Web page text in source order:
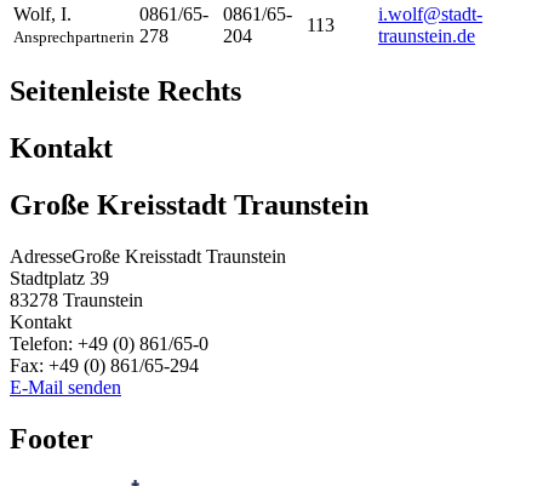
Wolf, I.
Ansprechpartnerin
0861/65-
278
0861/65-
204
113
i.wolf@stadt-
traunstein.de
Seitenleiste Rechts
Kontakt
Große Kreisstadt Traunstein
AdresseGroße Kreisstadt Traunstein
Stadtplatz 39
83278 Traunstein
Kontakt
Telefon: +49 (0) 861/65-0
Fax: +49 (0) 861/65-294
E-Mail senden
Footer